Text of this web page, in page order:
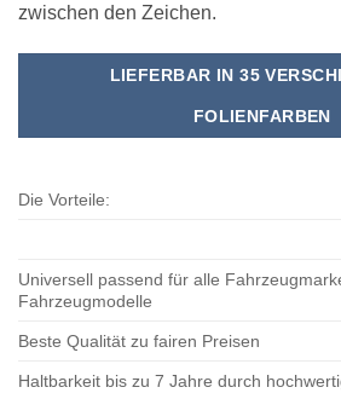
zwischen den Zeichen.
LIEFERBAR IN 35
FOLIENFARBEN
Die Vorteile:
Universell passend für alle
Fahrzeugmodelle
Beste Qualität zu fairen Preisen
Haltbarkeit bis zu 7 Jahre durch